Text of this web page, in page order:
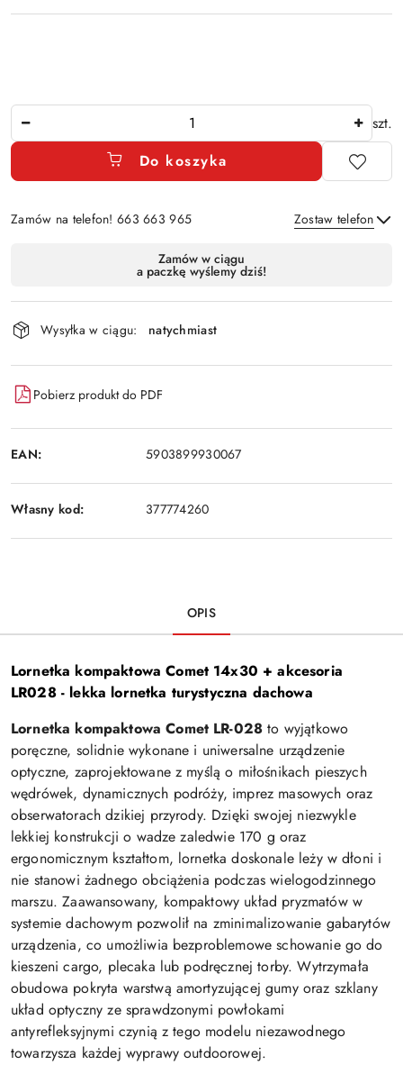
szt.
Do koszyka
Zamów na telefon! 663 663 965 Zostaw telefon
Wyślij
dostawa
Zamów w ciągu
a paczkę wyślemy dziś!
Wysyłka w ciągu: natychmiast
Pobierz produkt do PDF
EAN: 5903899930067
Własny kod: 377774260
OPIS
Lornetka kompaktowa Comet 14x30 + akcesoria
LR028 - lekka lornetka turystyczna dachowa
Lornetka kompaktowa Comet LR-028 to wyjątkowo
poręczne, solidnie wykonane i uniwersalne urządzenie
optyczne, zaprojektowane z myślą o miłośnikach pieszych
wędrówek, dynamicznych podróży, imprez masowych oraz
obserwatorach dzikiej przyrody. Dzięki swojej niezwykle
lekkiej konstrukcji o wadze zaledwie 170 g oraz
ergonomicznym kształtom, lornetka doskonale leży w dłoni i
nie stanowi żadnego obciążenia podczas wielogodzinnego
marszu. Zaawansowany, kompaktowy układ pryzmatów w
systemie dachowym pozwolił na zminimalizowanie gabarytów
urządzenia, co umożliwia bezproblemowe schowanie go do
kieszeni cargo, plecaka lub podręcznej torby. Wytrzymała
obudowa pokryta warstwą amortyzującej gumy oraz szklany
układ optyczny ze sprawdzonymi powłokami
antyrefleksyjnymi czynią z tego modelu niezawodnego
towarzysza każdej wyprawy outdoorowej.